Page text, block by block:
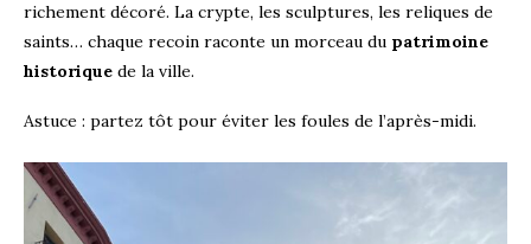
richement décoré. La crypte, les sculptures, les reliques de
saints… chaque recoin raconte un morceau du patrimoine
historique de la ville.
Astuce : partez tôt pour éviter les foules de l’après-midi.